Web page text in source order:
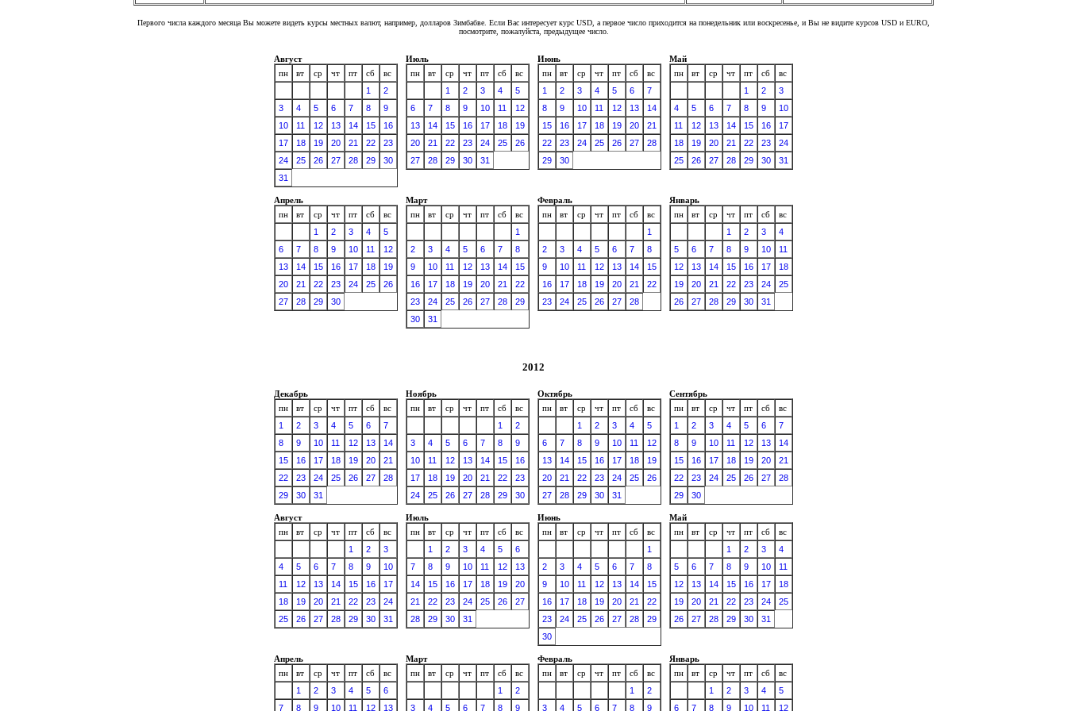
Первого числа каждого месяца Вы можете видеть курсы местных валют, например, долларов Зимбабве. Если Вас интересует курс USD, а первое число приходится на понедельник или воскресенье, и Вы не видите курсов USD и EURO,
посмотрите, пожалуйста, предыдущее число.
Август
пн
вт ср чт пт сб
вс
1
2
3
4 5 6 7 8
9
10
11 12 13 14 15
16
17
18 19 20 21 22
23
24
25 26 27 28 29
30
31
Июль
пн
вт ср чт пт сб
вс
1
2 3 4
5
6
7 8 9 10 11
12
13
14 15 16 17 18
19
20
21 22 23 24 25
26
27
28 29 30 31
Июнь
пн
вт ср чт пт сб
вс
1
2 3 4 5 6
7
8
9 10 11 12 13
14
15
16 17 18 19 20
21
22
23 24 25 26 27
28
29
30
Май
пн
вт ср чт пт сб
вс
1
2
3
4
5 6 7 8 9
10
11
12 13 14 15 16
17
18
19 20 21 22 23
24
25
26 27 28 29 30 31
Апрель
пн
вт ср чт пт сб
вс
1
2 3 4
5
6
7 8 9 10 11
12
13
14 15 16 17 18
19
20
21 22 23 24 25
26
27
28 29 30
Март
пн
вт ср чт пт сб
вс
1
2
3 4 5 6 7
8
9
10 11 12 13 14
15
16
17 18 19 20 21
22
23
24 25 26 27 28
29
30
31
Февраль
пн
вт ср чт пт сб
вс
1
2
3 4 5 6 7
8
9
10 11 12 13 14
15
16
17 18 19 20 21
22
23
24 25 26 27 28
Январь
пн
вт ср чт пт сб
вс
1
2 3
4
5
6 7 8 9 10
11
12
13 14 15 16 17
18
19
20 21 22 23 24
25
26
27 28 29 30 31
2012
Декабрь
пн
вт ср чт пт сб
вс
1
2 3 4 5 6
7
8
9 10 11 12 13
14
15
16 17 18 19 20
21
22
23 24 25 26 27
28
29
30 31
Ноябрь
пн
вт ср чт пт сб
вс
1
2
3
4 5 6 7 8
9
10
11 12 13 14 15
16
17
18 19 20 21 22
23
24
25 26 27 28 29 30
Октябрь
пн
вт ср чт пт сб
вс
1
2 3 4
5
6
7 8 9 10 11
12
13
14 15 16 17 18
19
20
21 22 23 24 25
26
27
28 29 30 31
Сентябрь
пн
вт ср чт пт сб
вс
1
2 3 4 5 6
7
8
9 10 11 12 13
14
15
16 17 18 19 20
21
22
23 24 25 26 27
28
29
30
Август
пн
вт ср чт пт сб
вс
1
2
3
4
5 6 7 8 9
10
11
12 13 14 15 16
17
18
19 20 21 22 23
24
25
26 27 28 29 30 31
Июль
пн
вт ср чт пт сб
вс
1
2 3 4 5
6
7
8 9 10 11 12
13
14
15 16 17 18 19
20
21
22 23 24 25 26
27
28
29 30 31
Июнь
пн
вт ср чт пт сб
вс
1
2
3 4 5 6 7
8
9
10 11 12 13 14
15
16
17 18 19 20 21
22
23
24 25 26 27 28
29
30
Май
пн
вт ср чт пт сб
вс
1
2 3
4
5
6 7 8 9 10
11
12
13 14 15 16 17
18
19
20 21 22 23 24
25
26
27 28 29 30 31
Апрель
пн
вт ср чт пт сб
вс
1
2 3 4 5
6
7
8 9 10 11 12 13
Март
пн
вт ср чт пт сб
вс
1
2
3
4 5 6 7 8 9
Февраль
пн
вт ср чт пт сб
вс
1
2
3
4 5 6 7 8 9
Январь
пн
вт ср чт пт сб
вс
1
2 3 4
5
6
7 8 9 10 11 12